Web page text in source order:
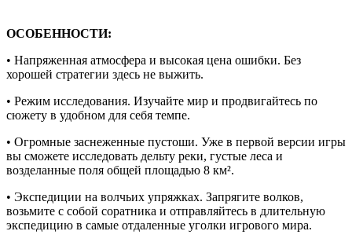
ОСОБЕННОСТИ:
• Напряженная атмосфера и высокая цена ошибки. Без
хорошей стратегии здесь не выжить.
• Режим исследования. Изучайте мир и продвигайтесь по
сюжету в удобном для себя темпе.
• Огромные заснеженные пустоши. Уже в первой версии игры
вы сможете исследовать дельту реки, густые леса и
возделанные поля общей площадью 8 км².
• Экспедиции на волчьих упряжках. Запрягите волков,
возьмите с собой соратника и отправляйтесь в длительную
экспедицию в самые отдаленные уголки игрового мира.